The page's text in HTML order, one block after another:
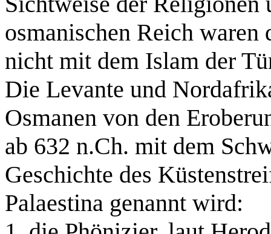
osmanischen Reich
nicht mit dem Islam der
Die Levante und
Osmanen von den
ab 632 n.Ch. mit dem
Geschichte des
Palaestina genannt wird: